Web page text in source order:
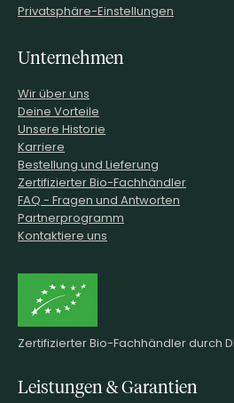
Privatsphäre-Einstellungen
Unternehmen
Wir über uns
Deine Vorteile
Unsere Historie
Karriere
Bestellung und Lieferung
Zertifizierter Bio-Fachhändler
FAQ - Fragen und Antworten
Partnerprogramm
Kontaktiere uns
Zertifizierter Bio-Fachhändler durch
Leistungen & Garantien